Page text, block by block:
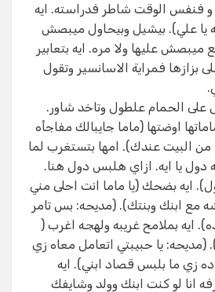
و فنفس الوقت شاطر فدراسته. ايه
يا علي). بيشيل وبيحاول ميبصش
ميبصش عليها ولا مره. ايه بتعابير
فمراية الاسانسير وتقول
على الحمام علطول وتاخد شاور.
اوضتها (ماما جايبالك مفاجأه
من البيت عندك). امها بتستغرب لما
دول يا ايه. ازاي هلبس دول هنا.
ايه بضحك (يا ماما انت احلى مني
مع ابنك وبنتك). (مديحه: بس تامر
ايه بملامح غريبه ولهجه اغرب (
(مديحه: يا حبيبتي اتعامل معاه زي
زي ما بلبس قصاد ابني). ايه
انا لو كنت ابنك وولد وشايفك